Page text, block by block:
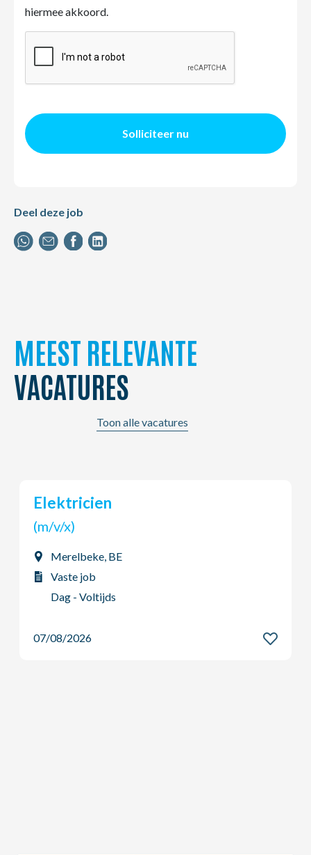
hiermee akkoord.
Solliciteer nu
Deel deze job
MEEST RELEVANTE
VACATURES
Toon alle vacatures
Elektricien
(m/v/x)
Merelbeke, BE
Vaste job
Dag - Voltijds
07/08/2026